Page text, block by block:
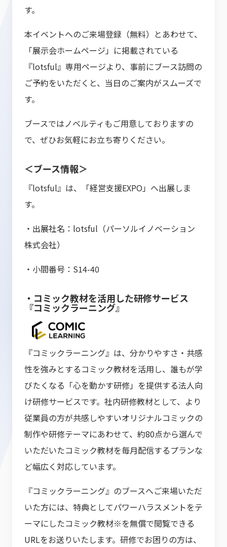
す。
本イベントへのご来場登録（無料）とあわせて、
「展示会ホームページ」に掲載されている
『lotsful』専用ページより、事前にブース訪問の
ご予約をいただくと、当日のご案内がスムーズで
す。
ブースではノベルティもご用意しておりますの
で、ぜひお気軽にお立ち寄りください。
＜ブース情報＞
『lotsful』は、「経営支援EXPO」へ出展しま
す。
・出展社名：lotsful（パーソルイノベーション
株式会社）
・小間番号：S14-40
・コミック教材を活用した研修サービス
『コミックラーニング』
『コミックラーニング』は、分かりやすさ・共感
性を強みとするコミック教材を活用し、誰もが学
びたくなる「心を動かす研修」を提供する法人向
け研修サービスです。社内研修教材として、より
従業員の⽅が共感しやすいオリジナルコミックの
制作や研修テーマにあわせて、約80点から選んで
いただいたコミック教材を毎月配信するプランな
ど幅広く対応しています。
『コミックラーニング』のブースへご来場いただ
いた方には、特典としてパワーハラスメントをテ
ーマにしたコミック教材※を無償で閲覧できる
URLをお送りいたします。研修でお困りの方は、